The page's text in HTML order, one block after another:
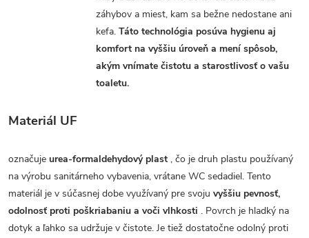
záhybov a miest, kam sa bežne nedostane ani
kefa.Táto technológia posúva hygienu aj
komfort na vyššiu úroveň a mení spôsob,
akým vnímate čistotu a starostlivosť o vašu
toaletu.
Materiál UF
označuje urea-formaldehydový plast , čo je druh plastu používaný
na výrobu sanitárneho vybavenia, vrátane WC sedadiel. Tento
materiál je v súčasnej dobe využívaný pre svoju vyššiu pevnosť,
odolnosť proti poškriabaniu a voči vlhkosti . Povrch je hladký na
dotyk a ľahko sa udržuje v čistote. Je tiež dostatočne odolný proti